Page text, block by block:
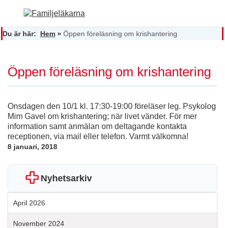
Du är här: Hem » Öppen föreläsning om krishantering
Öppen föreläsning om krishantering
Onsdagen den 10/1 kl. 17:30-19:00 föreläser leg. Psykolog
Mim Gavel om krishantering; när livet vänder. För mer
information samt anmälan om deltagande kontakta
receptionen, via mail eller telefon. Varmt välkomna!
8 januari, 2018
Nyhetsarkiv
April 2026
November 2024